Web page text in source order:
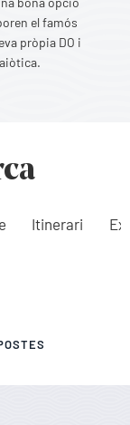
el famós
pròpia DO i
Itinerari